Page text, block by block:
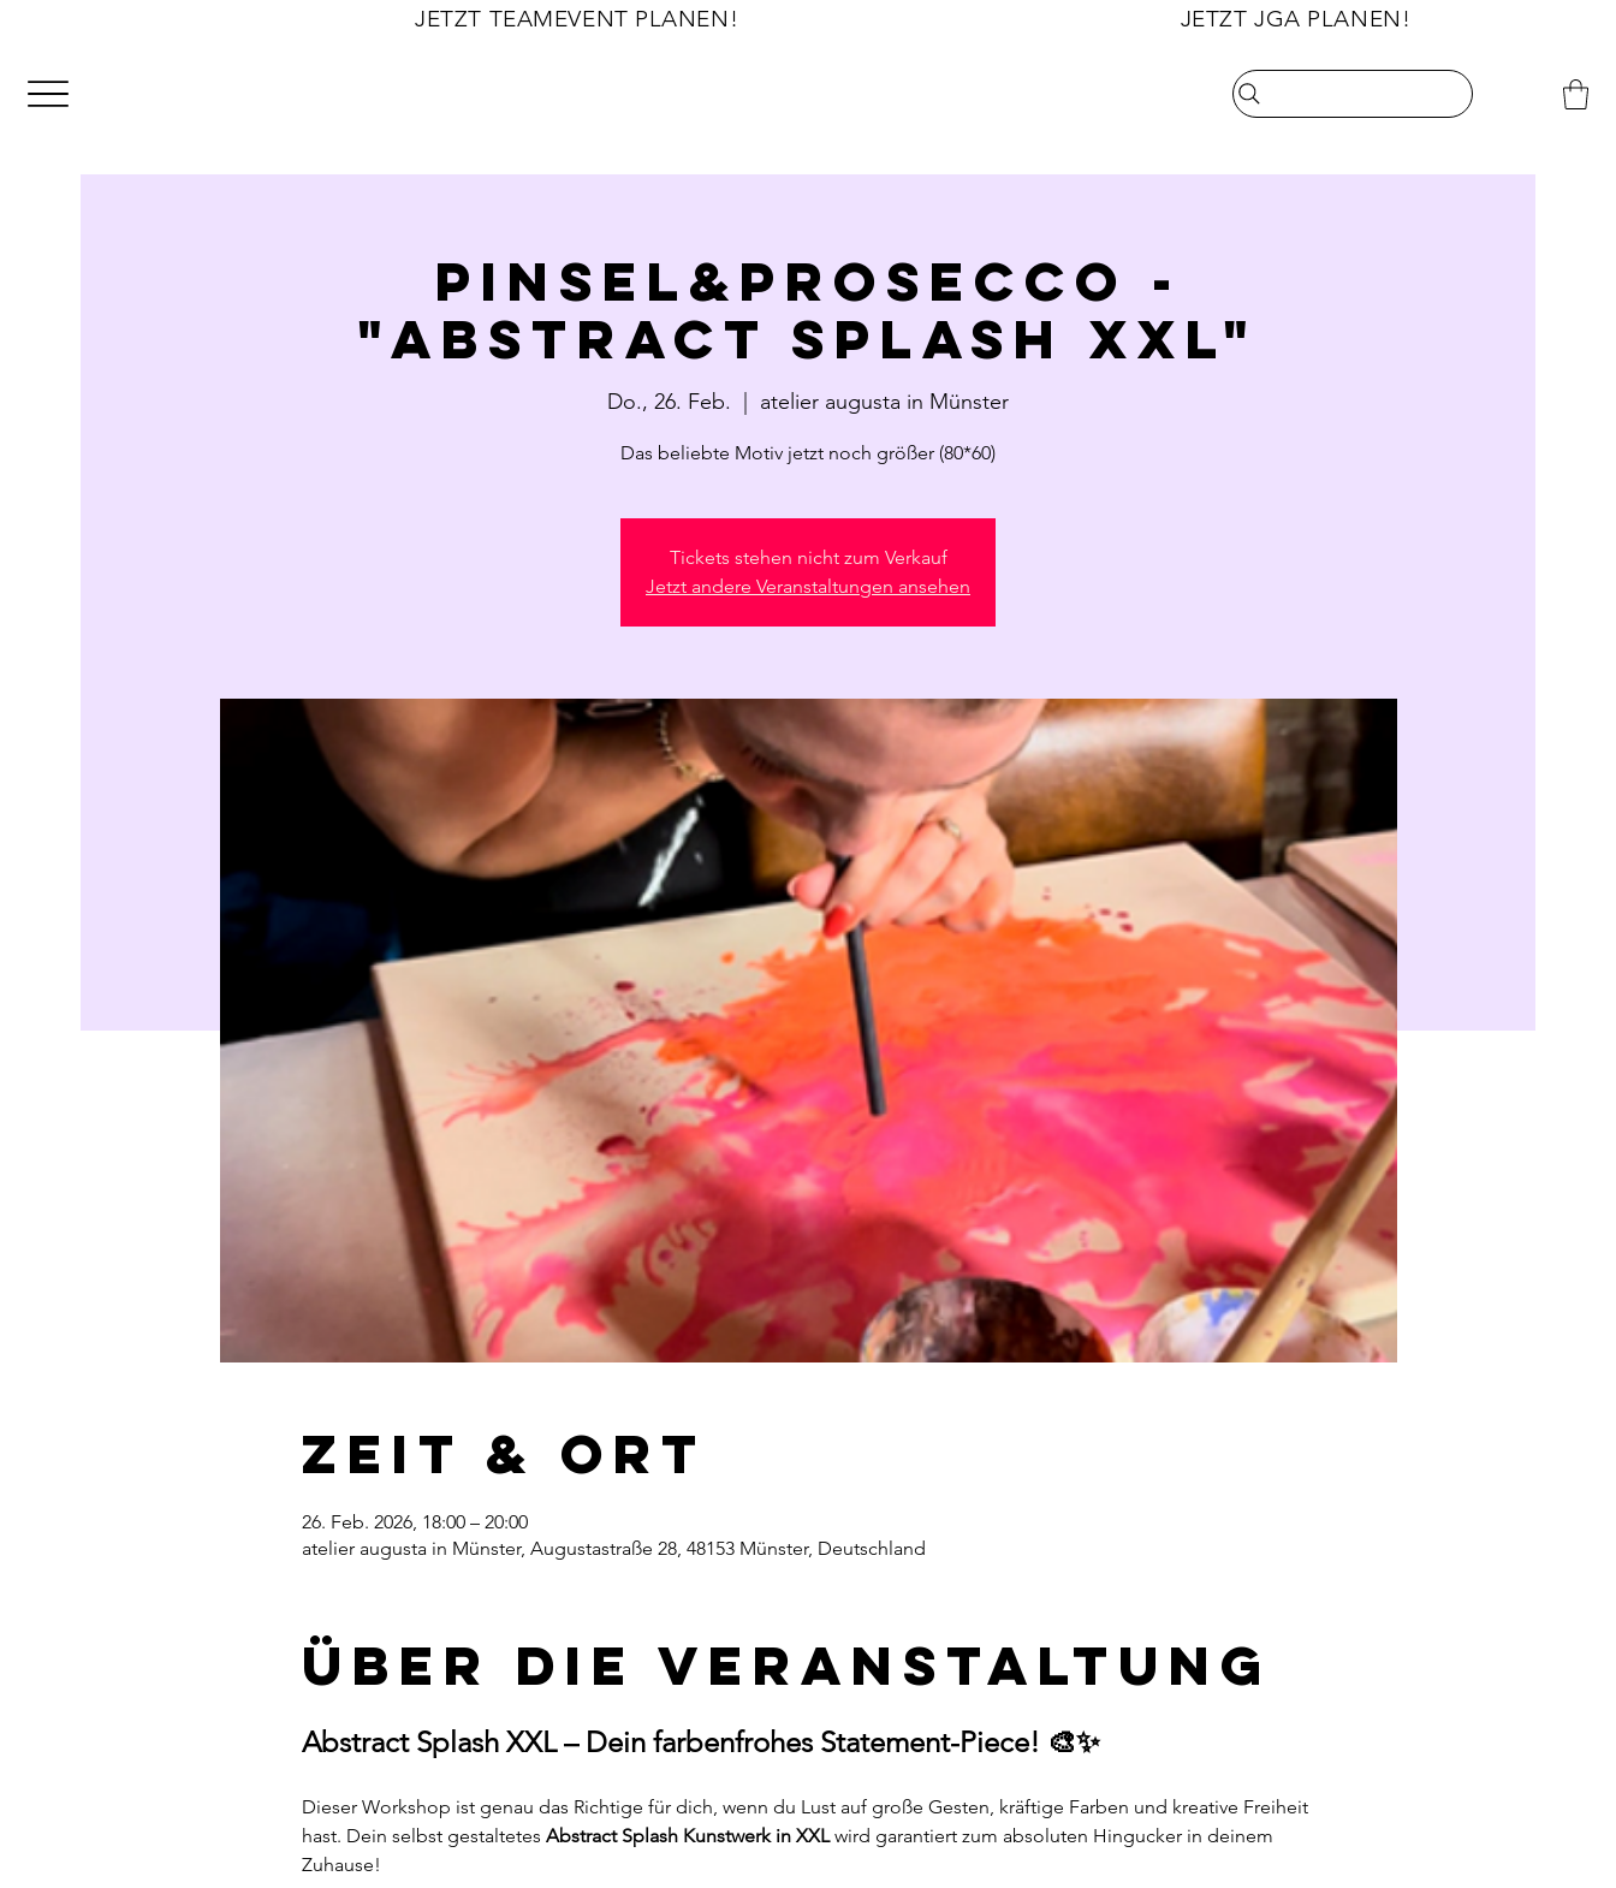
                                                              JETZT TEAMEVENT PLANEN!                                                                  JETZT JGA PLANEN!
PINSEL&PROSECCO -
"Abstract Splash XXL"
Do., 26. Feb. atelier augusta in Münster
Das beliebte Motiv jetzt noch größer (80*60)
Tickets stehen nicht zum Verkauf
Jetzt andere Veranstaltungen ansehen
Zeit & Ort
26. Feb. 2026, 18:00 – 20:00
atelier augusta in Münster, Augustastraße 28, 48153 Münster, Deutschland
Über die Veranstaltung
Abstract Splash XXL – Dein farbenfrohes Statement-Piece! 🎨✨
Dieser Workshop ist genau das Richtige für dich, wenn du Lust auf große Gesten, kräftige Farben und kreative Freiheit
hast. Dein selbst gestaltetes Abstract Splash Kunstwerk in XXL wird garantiert zum absoluten Hingucker in deinem
Zuhause!